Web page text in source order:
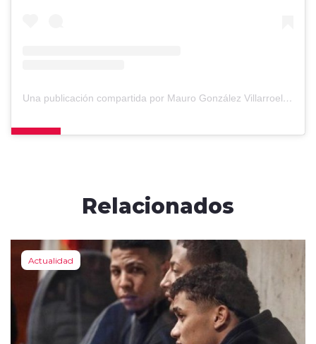
Una publicación compartida por Mauro González Villarroel (@mauro_gonzalezv)
Relacionados
Actualidad